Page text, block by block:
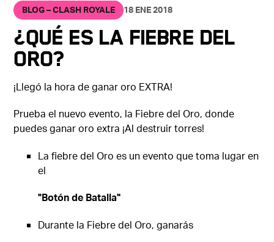
BLOG – CLASH ROYALE 18 ENE 2018
¿Qué es la Fiebre del
Oro?
¡Llegó la hora de ganar oro EXTRA!
Prueba el nuevo evento, la Fiebre del Oro, donde
puedes ganar oro extra ¡Al destruir torres!
La fiebre del Oro es un evento que toma lugar en
el
"Botón de Batalla"
Durante la Fiebre del Oro, ganarás